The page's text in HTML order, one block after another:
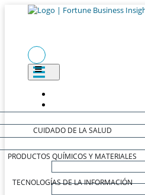
CUIDADO DE LA SALUD
PRODUCTOS QUÍMICOS Y MATERIALES
TECNOLOGÍAS DE LA INFORMACIÓN